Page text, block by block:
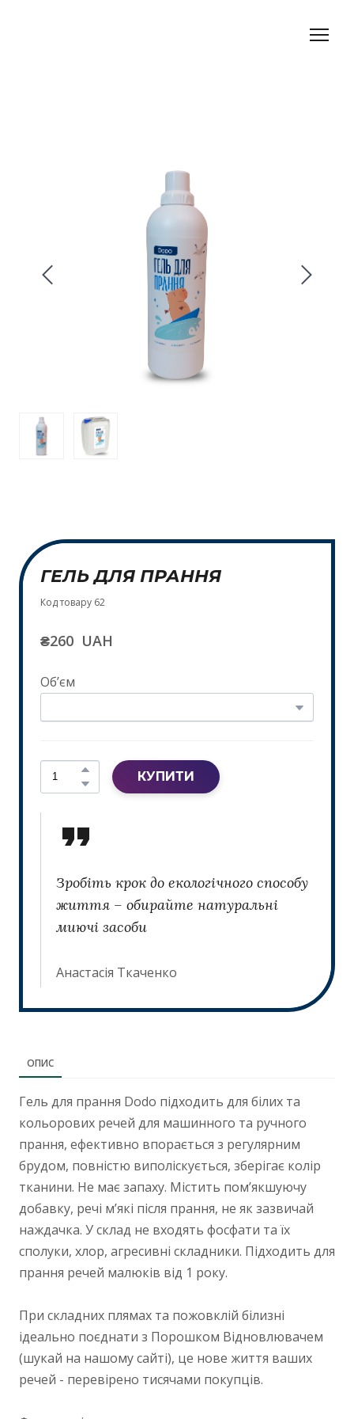
ГЕЛЬ ДЛЯ ПРАННЯ
Код товару 62
₴260  UAH
Обʼєм
КУПИТИ
Зробіть крок до екологічного способу
життя – обирайте натуральні
миючі засоби
Анастасія Ткаченко
ОПИС
Гель для прання Dodo підходить для білих та
кольорових речей для машинного та ручного
прання, ефективно впорається з регулярним
брудом, повністю виполіскується, зберігає колір
тканини. Не має запаху. Містить пом’якшуючу
добавку, речі м’які після прання, не як зазвичай
наждачка. У склад не входять фосфати та їх
сполуки, хлор, агресивні складники. Підходить для
прання речей малюків від 1 року.
При складних плямах та пожовклій білизні
ідеально поєднати з Порошком Відновлювачем
(шукай на нашому сайті), це нове життя ваших
речей - перевірено тисячами покупців.